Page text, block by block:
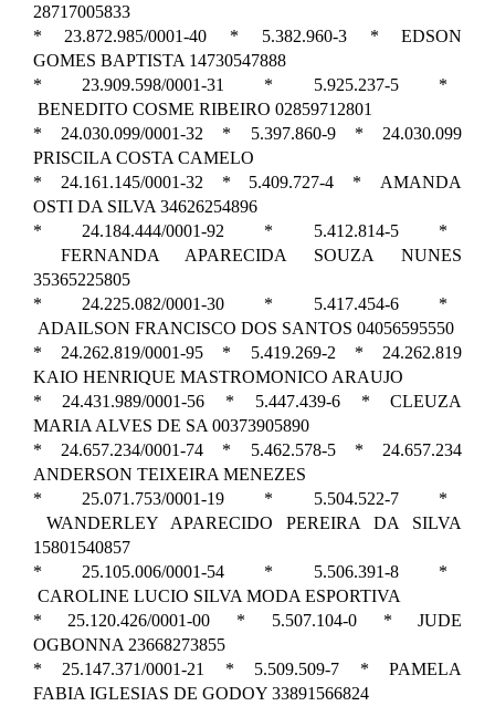
28717005833
* 23.872.985/0001-40 * 5.382.960-3 * EDSON
GOMES BAPTISTA 14730547888
* 23.909.598/0001-31 * 5.925.237-5 *
BENEDITO COSME RIBEIRO 02859712801
* 24.030.099/0001-32 * 5.397.860-9 * 24.030.099
PRISCILA COSTA CAMELO
* 24.161.145/0001-32 * 5.409.727-4 * AMANDA
OSTI DA SILVA 34626254896
* 24.184.444/0001-92 * 5.412.814-5 *
FERNANDA APARECIDA SOUZA NUNES
35365225805
* 24.225.082/0001-30 * 5.417.454-6 *
ADAILSON FRANCISCO DOS SANTOS 04056595550
* 24.262.819/0001-95 * 5.419.269-2 * 24.262.819
KAIO HENRIQUE MASTROMONICO ARAUJO
* 24.431.989/0001-56 * 5.447.439-6 * CLEUZA
MARIA ALVES DE SA 00373905890
* 24.657.234/0001-74 * 5.462.578-5 * 24.657.234
ANDERSON TEIXEIRA MENEZES
* 25.071.753/0001-19 * 5.504.522-7 *
WANDERLEY APARECIDO PEREIRA DA SILVA
15801540857
* 25.105.006/0001-54 * 5.506.391-8 *
CAROLINE LUCIO SILVA MODA ESPORTIVA
* 25.120.426/0001-00 * 5.507.104-0 * JUDE
OGBONNA 23668273855
* 25.147.371/0001-21 * 5.509.509-7 * PAMELA
FABIA IGLESIAS DE GODOY 33891566824